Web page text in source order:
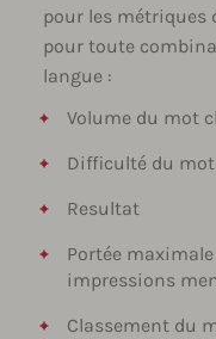
pour les métriques
pour toute
langue :
Volume du mot
Difficulté du
Resultat
Portée
impressions
Classement du